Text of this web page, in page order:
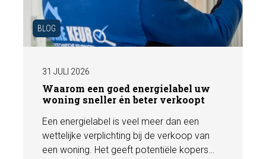
BLOG
31 JULI 2026
Waarom een goed energielabel uw
woning sneller én beter verkoopt
Een energielabel is veel meer dan een
wettelijke verplichting bij de verkoop van
een woning. Het geeft potentiële kopers